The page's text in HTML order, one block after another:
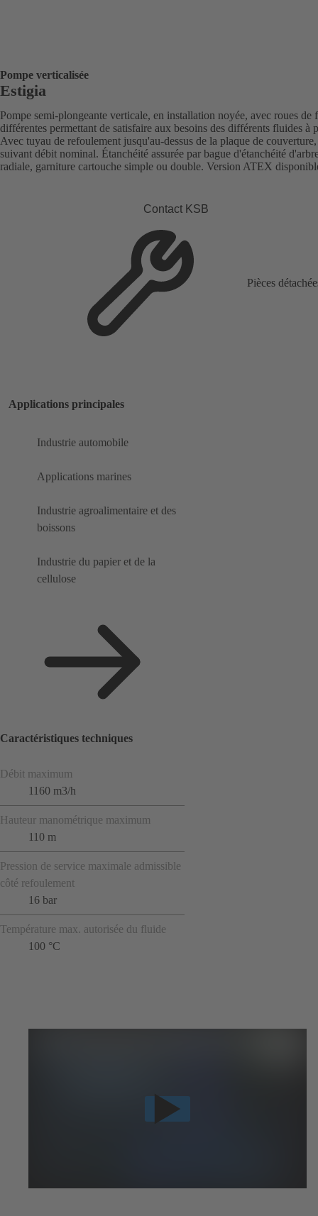
Pompe verticalisée
Estigia
Pompe semi-plongeante verticale, en installation noyée, avec roues de
différentes permettant de satisfaire aux besoins des différents fluides à
Avec tuyau de refoulement jusqu'au-dessus de la plaque de
suivant débit nominal. Étanchéité assurée par bague d'étanchéité
radiale, garniture cartouche simple ou double. Version ATEX
Contact KSB
Pièces
Applications principales
Industrie automobile
Applications marines
Industrie agroalimentaire et des
boissons
Industrie du papier et de la
cellulose
Caractéristiques techniques
Débit maximum
1160 m3/h
Hauteur manométrique maximum
110 m
Pression de service maximale admissible
côté refoulement
16 bar
Température max. autorisée du fluide
100 °C